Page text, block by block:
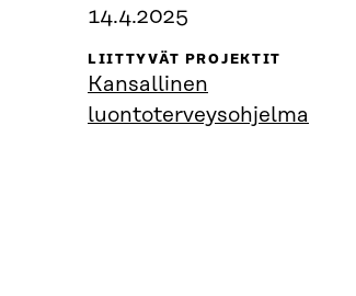
14.4.2025
LIITTYVÄT PROJEKTIT
Kansallinen
luontoterveysohjelma